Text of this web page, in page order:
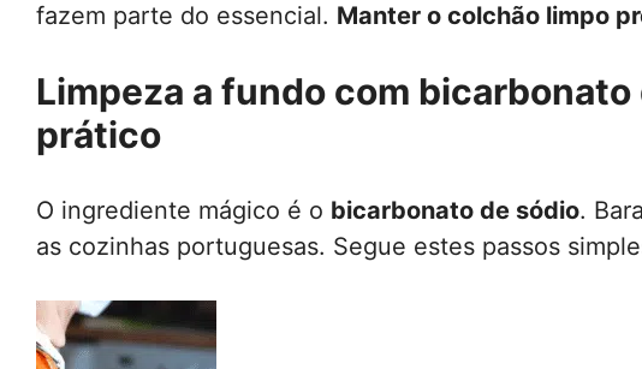
fazem parte do essencial. Manter o colchão limpo
Limpeza a fundo com
prático
O ingrediente mágico é o bicarbonato de sódio.
as cozinhas portuguesas. Segue estes passos